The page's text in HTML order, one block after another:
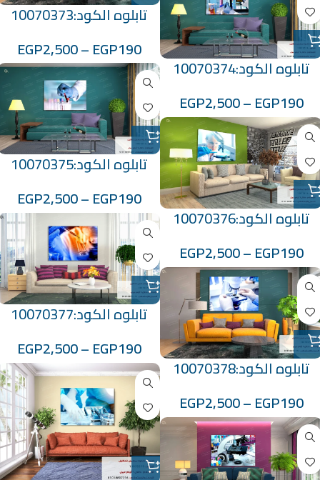
تابلوه الكود:10070373
EGP190
–
EGP2,500
تابلوه الكود:10070374
EGP190
–
EGP2,500
تابلوه الكود:10070375
EGP190
–
EGP2,500
تابلوه الكود:10070376
EGP190
–
EGP2,500
تابلوه الكود:10070377
EGP190
–
EGP2,500
تابلوه الكود:10070378
EGP190
–
EGP2,500